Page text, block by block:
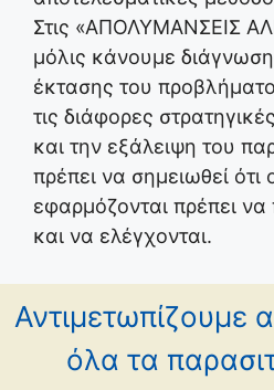
Στις «ΑΠΟΛΥΜΑΝΣΕΙΣ
μόλις κάνουμε
έκτασης του
τις διάφορες
και την εξάλειψη του
πρέπει να σημειωθεί ότι
εφαρμόζονται πρέπει
και να ελέγχονται.
Αντιμετωπίζουμε
όλα τα